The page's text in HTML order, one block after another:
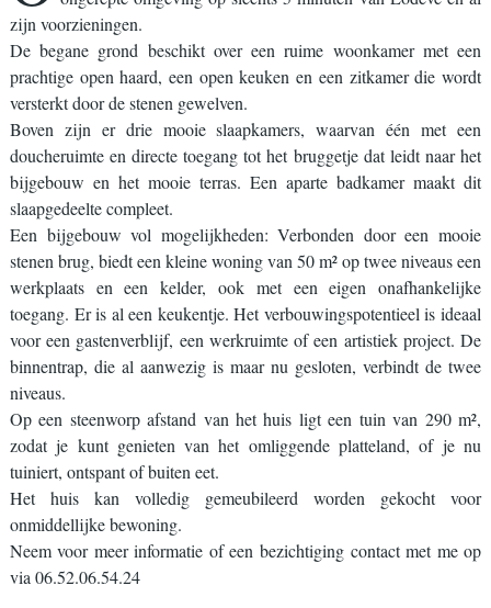
zijn voorzieningen.
De begane grond beschikt over een ruime woonkamer met een
prachtige open haard, een open keuken en een zitkamer die wordt
versterkt door de stenen gewelven.
Boven zijn er drie mooie slaapkamers, waarvan één met een
doucheruimte en directe toegang tot het bruggetje dat leidt naar het
bijgebouw en het mooie terras. Een aparte badkamer maakt dit
slaapgedeelte compleet.
Een bijgebouw vol mogelijkheden: Verbonden door een mooie
stenen brug, biedt een kleine woning van 50 m² op twee niveaus een
werkplaats en een kelder, ook met een eigen onafhankelijke
toegang. Er is al een keukentje. Het verbouwingspotentieel is ideaal
voor een gastenverblijf, een werkruimte of een artistiek project. De
binnentrap, die al aanwezig is maar nu gesloten, verbindt de twee
niveaus.
Op een steenworp afstand van het huis ligt een tuin van 290 m²,
zodat je kunt genieten van het omliggende platteland, of je nu
tuiniert, ontspant of buiten eet.
Het huis kan volledig gemeubileerd worden gekocht voor
onmiddellijke bewoning.
Neem voor meer informatie of een bezichtiging contact met me op
via 06.52.06.54.24